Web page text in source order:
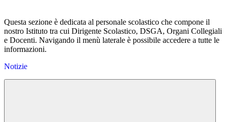
Questa sezione è dedicata al personale scolastico che compone il
nostro Istituto tra cui Dirigente Scolastico, DSGA, Organi Collegiali
e Docenti. Navigando il menù laterale è possibile accedere a tutte le
informazioni.
Notizie